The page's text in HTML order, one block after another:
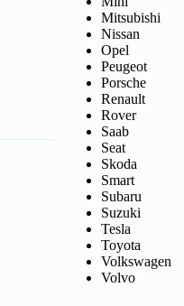
Mitsubishi
Nissan
Opel
Peugeot
Porsche
Renault
Rover
Saab
Seat
Skoda
Smart
Subaru
Suzuki
Tesla
Toyota
Volkswagen
Volvo